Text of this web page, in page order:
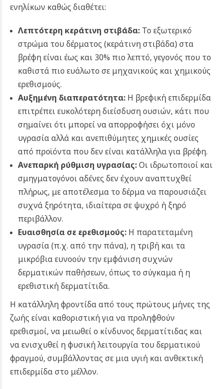
ενηλίκων καθώς διαθέτει:
Λεπτότερη κεράτινη στιβάδα:Το εξωτερικό
στρώμα του δέρματος (κεράτινη στιβάδα) στα
βρέφη είναι έως και 30% πιο λεπτό, γεγονός που το
καθιστά πιο ευάλωτο σε μηχανικούς και χημικούς
ερεθισμούς.
Αυξημένη διαπερατότητα:Η βρεφική επιδερμίδα
επιτρέπει ευκολότερη διείσδυση ουσιών, κάτι που
σημαίνει ότι μπορεί να απορροφήσει όχι μόνο
υγρασία αλλά και ανεπιθύμητες χημικές ουσίες
από προϊόντα που δεν είναι κατάλληλα για βρέφη.
Ανεπαρκή ρύθμιση υγρασίας:Οι ιδρωτοποιοί και
σμηγματογόνοι αδένες δεν έχουν αναπτυχθεί
πλήρως, με αποτέλεσμα το δέρμα να παρουσιάζει
συχνά ξηρότητα, ιδιαίτερα σε ψυχρό ή ξηρό
περιβάλλον.
Ευαισθησία σε ερεθισμούς:Η παρατεταμένη
υγρασία (π.χ. από την πάνα), η τριβή και τα
μικρόβια ευνοούν την εμφάνιση συχνών
δερματικών παθήσεων, όπως το σύγκαμα ή η
ερεθιστική δερματίτιδα.
Η κατάλληλη φροντίδα από τους πρώτους μήνες της
ζωής είναι καθοριστική για να προληφθούν
ερεθισμοί, να μειωθεί ο κίνδυνος δερματίτιδας και
να ενισχυθεί η φυσική λειτουργία του δερματικού
φραγμού, συμβάλλοντας σε μια υγιή και ανθεκτική
επιδερμίδα στο μέλλον.